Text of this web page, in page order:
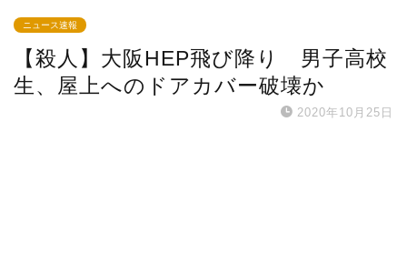
ニュース速報
【殺人】大阪HEP飛び降り 男子高校
生、屋上へのドアカバー破壊か
2020年10月25日